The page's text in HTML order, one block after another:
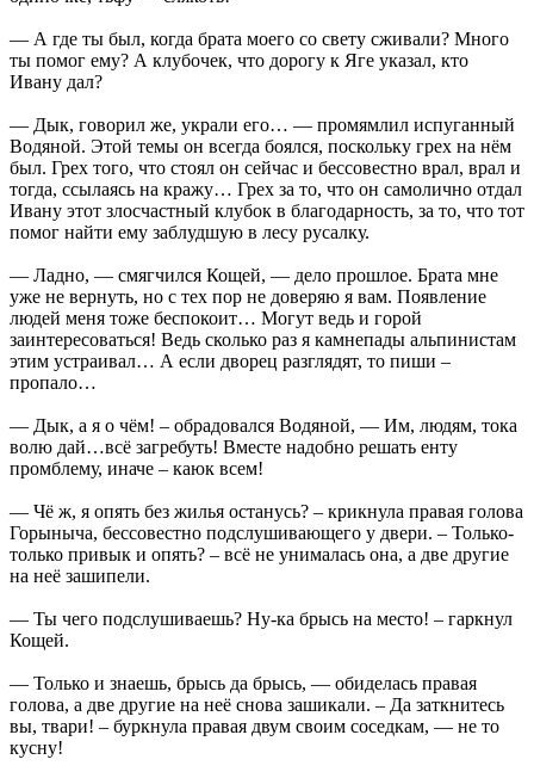
— А где ты был, когда брата моего со свету сживали? Много
ты помог ему? А клубочек, что дорогу к Яге указал, кто
Ивану дал?
— Дык, говорил же, украли его… — промямлил испуганный
Водяной. Этой темы он всегда боялся, поскольку грех на нём
был. Грех того, что стоял он сейчас и бессовестно врал, врал и
тогда, ссылаясь на кражу… Грех за то, что он самолично отдал
Ивану этот злосчастный клубок в благодарность, за то, что тот
помог найти ему заблудшую в лесу русалку.
— Ладно, — смягчился Кощей, — дело прошлое. Брата мне
уже не вернуть, но с тех пор не доверяю я вам. Появление
людей меня тоже беспокоит… Могут ведь и горой
заинтересоваться! Ведь сколько раз я камнепады альпинистам
этим устраивал… А если дворец разглядят, то пиши –
пропало…
— Дык, а я о чём! – обрадовался Водяной, — Им, людям, тока
волю дай…всё загребуть! Вместе надобно решать енту
промблему, иначе – каюк всем!
— Чё ж, я опять без жилья останусь? – крикнула правая голова
Горыныча, бессовестно подслушивающего у двери. – Только-
только привык и опять? – всё не унималась она, а две другие
на неё зашипели.
— Ты чего подслушиваешь? Ну-ка брысь на место! – гаркнул
Кощей.
— Только и знаешь, брысь да брысь, — обиделась правая
голова, а две другие на неё снова зашикали. – Да заткнитесь
вы, твари! – буркнула правая двум своим соседкам, — не то
кусну!